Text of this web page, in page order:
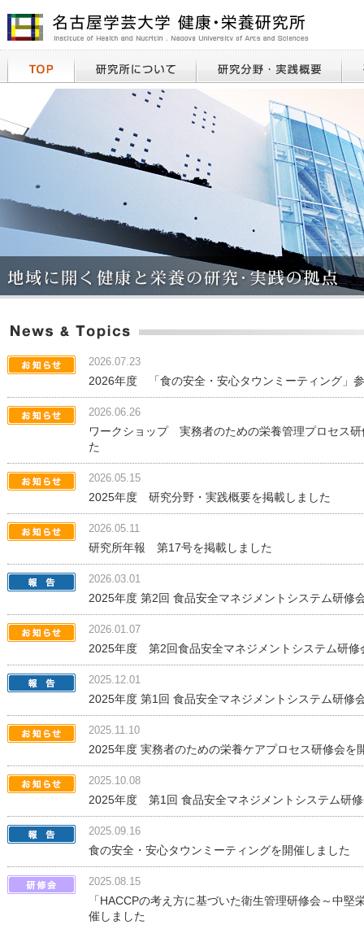
2026.07.23
2026年度 「食の安全・安心タウンミーティング」
2026.06.26
ワークショップ 実務者のための栄養管理プロセス
た
2026.05.15
2025年度 研究分野・実践概要を掲載しました
2026.05.11
研究所年報 第17号を掲載しました
2026.03.01
2025年度 第2回 食品安全マネジメントシステム研修
2026.01.07
2025年度 第2回食品安全マネジメントシステム研修
2025.12.01
2025年度 第1回 食品安全マネジメントシステム研修
2025.11.10
2025年度 実務者のための栄養ケアプロセス研修会を
2025.10.08
2025年度 第1回 食品安全マネジメントシステム研
2025.09.16
食の安全・安心タウンミーティングを開催しました
2025.08.15
「HACCPの考え方に基づいた衛生管理研修会～中堅
催しました